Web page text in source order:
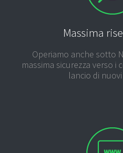
Massima
Operiamo anche sotto
massima sicurezza verso i
lancio di